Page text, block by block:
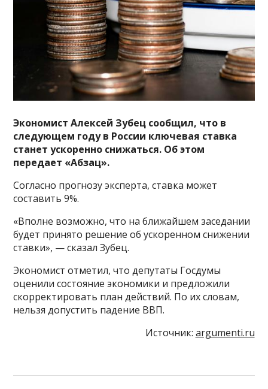
Экономист Алексей Зубец сообщил, что в
следующем году в России ключевая ставка
станет ускоренно снижаться. Об этом
передает «Абзац».
Согласно прогнозу эксперта, ставка может
составить 9%.
«Вполне возможно, что на ближайшем заседании
будет принято решение об ускоренном снижении
ставки», — сказал Зубец.
Экономист отметил, что депутаты Госдумы
оценили состояние экономики и предложили
скорректировать план действий. По их словам,
нельзя допустить падение ВВП.
Источник: argumenti.ru